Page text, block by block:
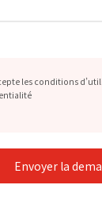
les conditions
Envoyer la